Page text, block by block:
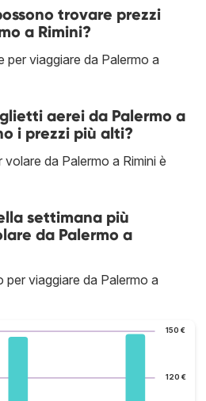
trovare prezzi
a Rimini?
per viaggiare da Palermo a
aerei da Palermo a
i prezzi più alti?
da Palermo a Rimini è
settimana più
da Palermo a
viaggiare da Palermo a
120 €
150 €